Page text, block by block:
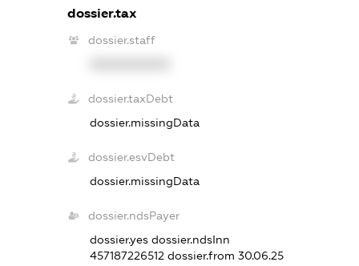
dossier.tax
dossier.staff
dossier.taxDebt
dossier.missingData
dossier.esvDebt
dossier.missingData
dossier.ndsPayer
dossier.yes dossier.ndsInn
457187226512 dossier.from 30.06.25